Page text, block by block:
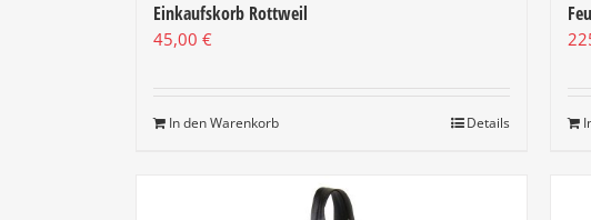
Einkaufskorb Rottweil
45,00 €
In den Warenkorb Details